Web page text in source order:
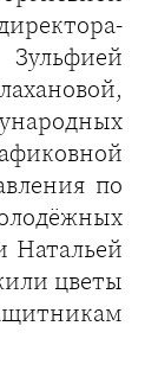
по
Натальей
цветы